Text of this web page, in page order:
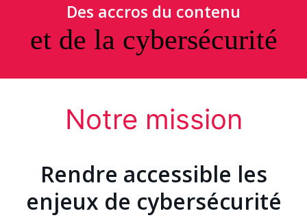
Contact
Recherche
Des accros du contenu
et de la cybersécurité
Notre mission
Rendre accessible les
enjeux de cybersécurité